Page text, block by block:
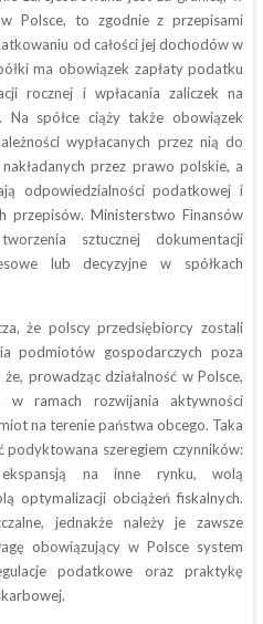
Polsce, to zgodnie z przepisami
od całości jej dochodów w
ma obowiązek zapłaty podatku
rocznej i wpłacania zaliczek na
spółce ciąży także obowiązek
wypłacanych przez nią do
przez prawo polskie, a
odpowiedzialności podatkowej i
przepisów. Ministerstwo Finansów
sztucznej dokumentacji
lub decyzyjne w spółkach
że polscy przedsiębiorcy zostali
podmiotów gospodarczych poza
prowadząc działalność w Polsce,
ramach rozwijania aktywności
na terenie państwa obcego. Taka
podyktowana szeregiem czynników:
na inne rynku, wolą
optymalizacji obciążeń fiskalnych.
jednakże należy je zawsze
obowiązujący w Polsce system
podatkowe oraz praktykę